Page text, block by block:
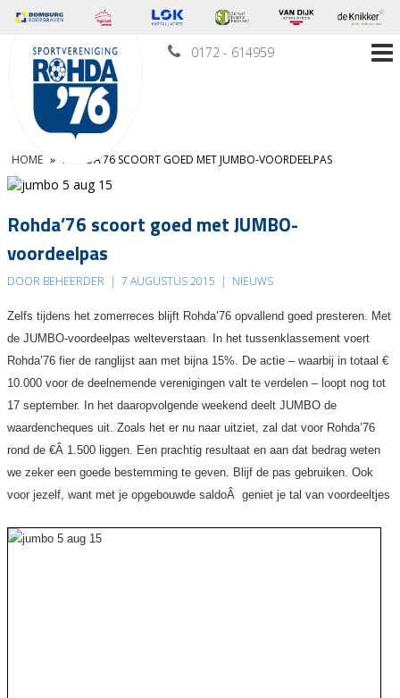
0172 - 614959
HOME » ROHDA’76 SCOORT GOED MET JUMBO-VOORDEELPAS
Rohda’76 scoort goed met JUMBO-
voordeelpas
DOOR BEHEERDER | 7 AUGUSTUS 2015 | NIEUWS
Zelfs tijdens het zomerreces blijft Rohda’76 opvallend goed presteren. Met
de JUMBO-voordeelpas welteverstaan. In het tussenklassement voert
Rohda’76 fier de ranglijst aan met bijna 15%. De actie – waarbij in totaal €
10.000 voor de deelnemende verenigingen valt te verdelen – loopt nog tot
17 september. In het daaropvolgende weekend deelt JUMBO de
waardencheques uit. Zoals het er nu naar uitziet, zal dat voor Rohda’76
rond de €Â 1.500 liggen. Een prachtig resultaat en aan dat bedrag weten
we zeker een goede bestemming te geven. Blijf de pas gebruiken. Ook
voor jezelf, want met je opgebouwde saldoÂ geniet je tal van voordeeltjes